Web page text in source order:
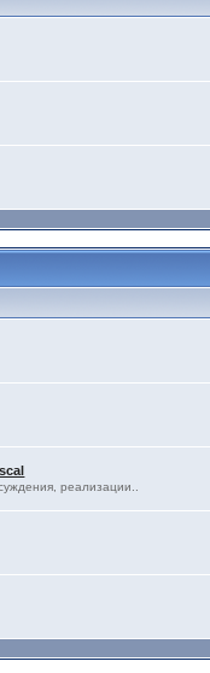
реализации..